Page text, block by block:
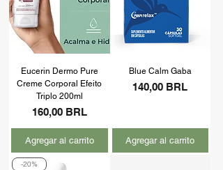
Eucerin Dermo Pure
Creme Corporal Efeito
Triplo 200ml
Precio
160,00 BRL
Agregar al carrito
Blue Calm Gaba
Precio
140,00 BRL
Agregar al carrito
-20%